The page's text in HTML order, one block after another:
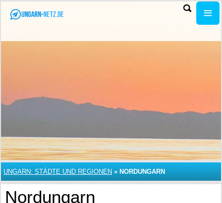
UNGARN: STÄDTE UND REGIONEN » NORDUNGARN
Nordungarn